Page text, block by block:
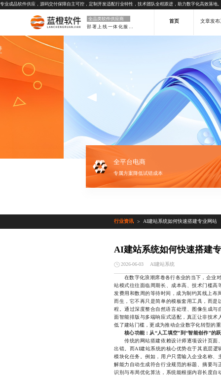
专业成品软件供应，源码交付保障自主可控，定制开发适配行业特性，技术团队全程跟进，助力数字化高效落地
全品类软件供应商
首页 文章发布
全平台电商
专属方案降低试错成本
行业资讯 > AI建站系统如何快速搭建专业网站
AI建站系统如何快速搭建
2026-06-03 AI建站系统
在数字化浪潮席卷各行各业的当下，企业对
站模式往往面临周期长、成本高、技术门槛
发费用和数周的等待时间，成为制约其线上布
而生，它不再只是简单的模板套用工具，而
程。通过深度整合自然语言处理、图像生成
面智能排版与多端响应式适配，真正让非技
低了建站门槛，更成为推动企业数字化转型的
核心功能：从“人工填空”到“智能创作”的
传统的网站搭建依赖设计师逐项设计页面
出错。而AI建站系统的核心优势在于其底层
模块化任务。例如，用户只需输入企业名称
解能力自动生成符合行业规范的标题、摘要
识别与布局优化算法，系统能根据内容长度